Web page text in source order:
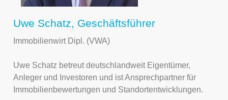
Uwe Schatz, Geschäftsführer
Immobilienwirt Dipl. (VWA)
Uwe Schatz betreut deutschlandweit Eigentümer,
Anleger und Investoren und ist Ansprechpartner für
Immobilienbewertungen und Standortentwicklungen.